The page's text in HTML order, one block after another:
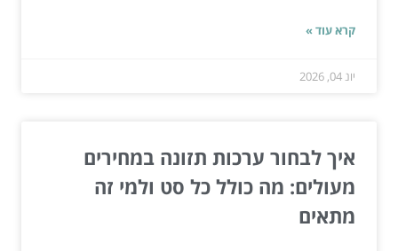
קרא עוד »
יונ 04, 2026
איך לבחור ערכות תזונה במחירים
מעולים: מה כולל כל סט ולמי זה
מתאים